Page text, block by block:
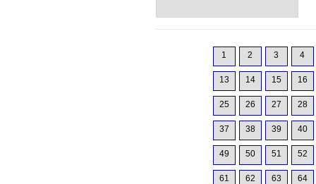
1 2 3 4
13 14 15 16
25 26 27 28
37 38 39 40
49 50 51 52
61 62 63 64